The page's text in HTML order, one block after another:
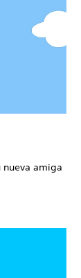
nueva amiga